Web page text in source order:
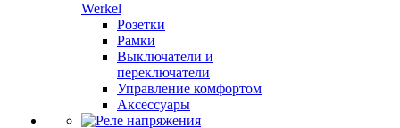
Werkel
Розетки
Рамки
Выключатели и
переключатели
Управление комфортом
Аксессуары